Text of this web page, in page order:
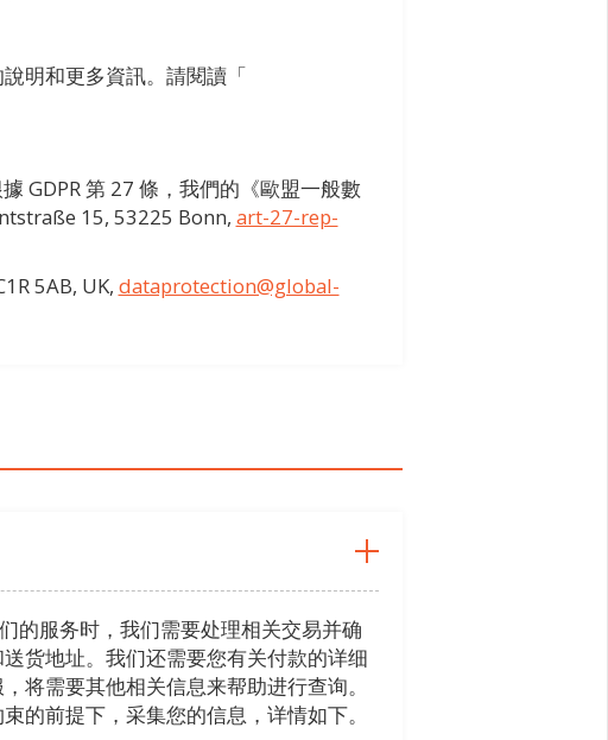
明和更多資訊。請閱讀「
GDPR 第 27 條，我們的《歐盟一般數
15, 53225 Bonn, art-27-rep-
5AB, UK, dataprotection@global-
的服务时，我们需要处理相关交易并确
货地址。我们还需要您有关付款的详细
将需要其他相关信息来帮助进行查询。
的前提下，采集您的信息，详情如下。